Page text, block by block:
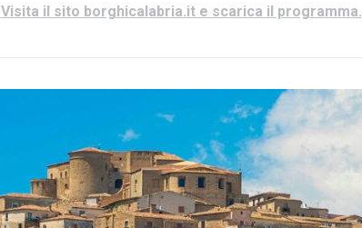
Visita il sito borghicalabria.it e scarica il programma.